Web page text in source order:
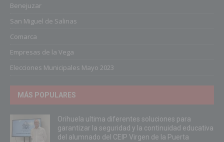
Benejuzar
San Miguel de Salinas
Comarca
Empresas de la Vega
Elecciones Municipales Mayo 2023
MÁS POPULARES
Orihuela ultima diferentes soluciones para
garantizar la seguridad y la continuidad educativa
del alumnado del CEIP Virgen de la Puerta